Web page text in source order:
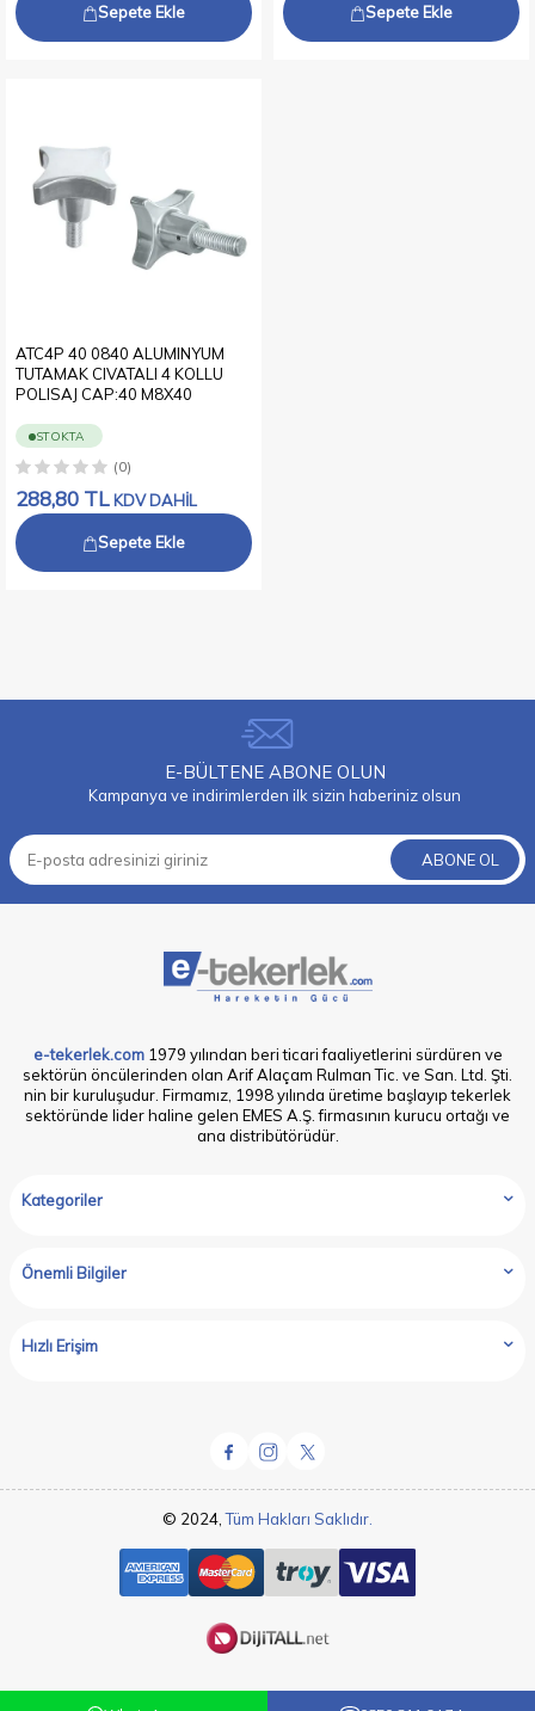
Sepete Ekle Sepete Ekle
ATC4P 40 0840 ALUMINYUM
TUTAMAK CIVATALI 4 KOLLU
POLISAJ CAP:40 M8X40
STOKTA
(0)
288,80 TL KDV DAHİL
Sepete Ekle
E-BÜLTENE ABONE OLUN
Kampanya ve indirimlerden ilk sizin haberiniz olsun
ABONE OL
e-tekerlek.com1979 yılından beri ticari faaliyetlerini sürdüren ve
sektörün öncülerinden olan Arif Alaçam Rulman Tic. ve San. Ltd. Şti.
nin bir kuruluşudur. Firmamız, 1998 yılında üretime başlayıp tekerlek
sektöründe lider haline gelen EMES A.Ş. firmasının kurucu ortağı ve
ana distribütörüdür.
Kategoriler
Önemli Bilgiler
Hızlı Erişim
© 2024, Tüm Hakları Saklıdır.